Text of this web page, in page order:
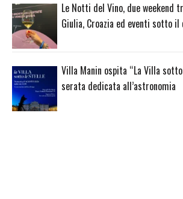
Le Notti del Vino, due weekend
Giulia, Croazia ed eventi sotto il
Villa Manin ospita “La Villa
serata dedicata all’astronomia